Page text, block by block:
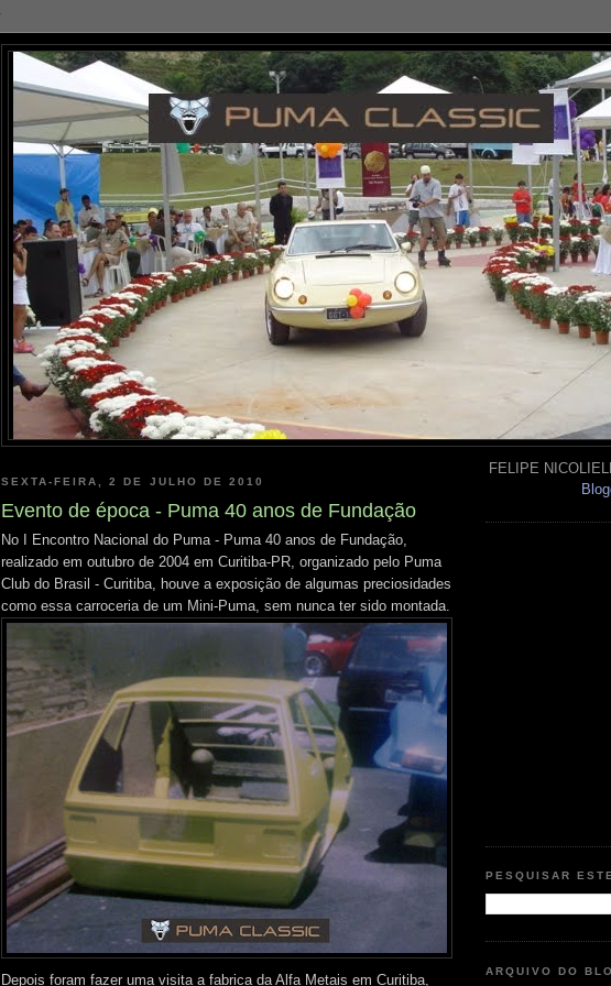
SEXTA-FEIRA, 2 DE JULHO DE 2010
Evento de época - Puma 40 anos de Fundação
No I Encontro Nacional do Puma - Puma 40 anos de Fundação,
realizado em outubro de 2004 em Curitiba-PR, organizado pelo Puma
Club do Brasil - Curitiba, houve a exposição de algumas preciosidades
como essa carroceria de um Mini-Puma, sem nunca ter sido montada.
Depois foram fazer uma visita a fabrica da Alfa Metais em Curitiba,
FELIPE
PESQUISAR
ARQUIVO DO